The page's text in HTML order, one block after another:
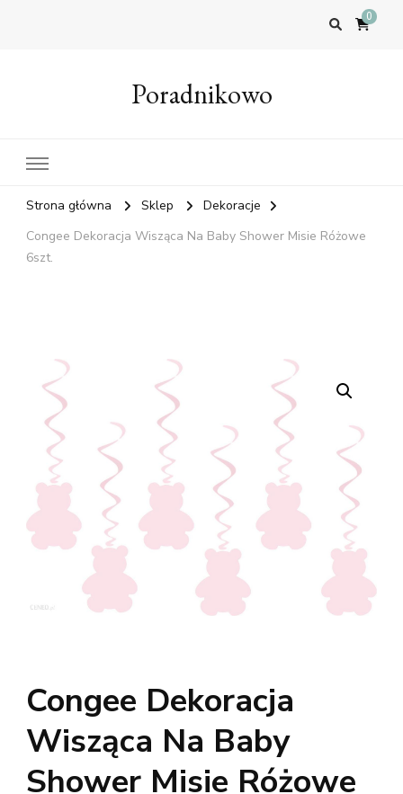
0
Poradnikowo
Strona główna Sklep
Dekoracje
Congee Dekoracja Wisząca Na Baby Shower Misie Różowe
6szt.
Congee Dekoracja
Wisząca Na Baby
Shower Misie Różowe